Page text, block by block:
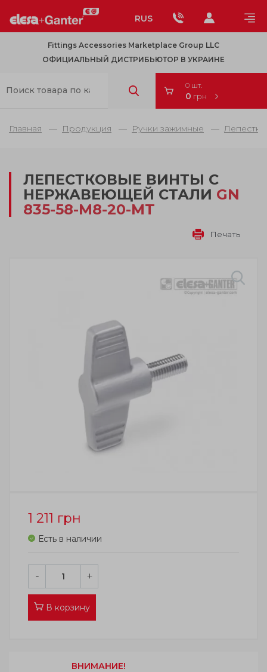
RUS
Fittings Accessories Marketplace Group LLC
ОФИЦИАЛЬНЫЙ ДИСТРИБЬЮТОР В УКРАИНЕ
0 шт.
0 грн
Главная Продукция Ручки зажимные
ЛЕПЕСТКОВЫЕ ВИНТЫ С
НЕРЖАВЕЮЩЕЙ СТАЛИ GN
835-58-M8-20-MT
Печать
1 211 грн
Есть в наличии
- +
В корзину
ВНИМАНИЕ!